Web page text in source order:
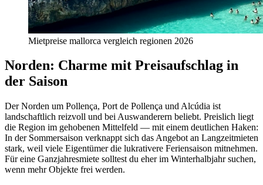
Mietpreise mallorca vergleich regionen 2026
Norden: Charme mit Preisaufschlag in
der Saison
Der Norden um Pollença, Port de Pollença und Alcúdia ist
landschaftlich reizvoll und bei Auswanderern beliebt. Preislich liegt
die Region im gehobenen Mittelfeld — mit einem deutlichen Haken:
In der Sommersaison verknappt sich das Angebot an Langzeitmieten
stark, weil viele Eigentümer die lukrativere Feriensaison mitnehmen.
Für eine Ganzjahresmiete solltest du eher im Winterhalbjahr suchen,
wenn mehr Objekte frei werden.